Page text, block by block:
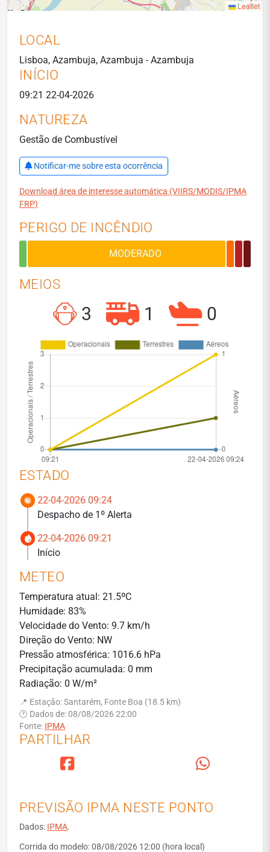
Leaflet
LOCAL
Lisboa, Azambuja, Azambuja - Azambuja
INÍCIO
09:21 22-04-2026
NATUREZA
Gestão de Combustível
Notificar-me sobre esta ocorrência
Download área de interesse automática (VIIRS/MODIS/IPMA
FRP)
PERIGO DE INCÊNDIO
MEIOS
3 1 0
ESTADO
22-04-2026 09:24
Despacho de 1º Alerta
22-04-2026 09:21
Início
METEO
Temperatura atual: 21.5ºC
Humidade: 83%
Velocidade do Vento: 9.7 km/h
Direção do Vento: NW
Pressão atmosférica: 1016.6 hPa
Precipitação acumulada: 0 mm
Radiação: 0 W/m²
📍 Estação: Santarém, Fonte Boa (18.5 km)
🕐 Dados de: 08/08/2026 22:00
Fonte: IPMA
PARTILHAR
PREVISÃO IPMA NESTE PONTO
Dados: IPMA.
Corrida do modelo: 08/08/2026 12:00 (hora local)